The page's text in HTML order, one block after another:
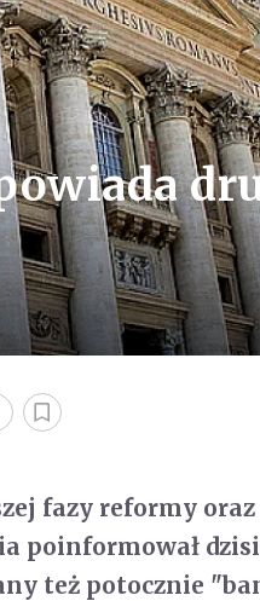
fazy reformy
poinformował
też potocznie